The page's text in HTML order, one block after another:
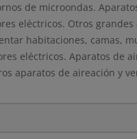
de microondas.
eléctricos. Otros grandes
habitaciones, camas,
eléctricos. Aparatos de
aparatos de aireación y